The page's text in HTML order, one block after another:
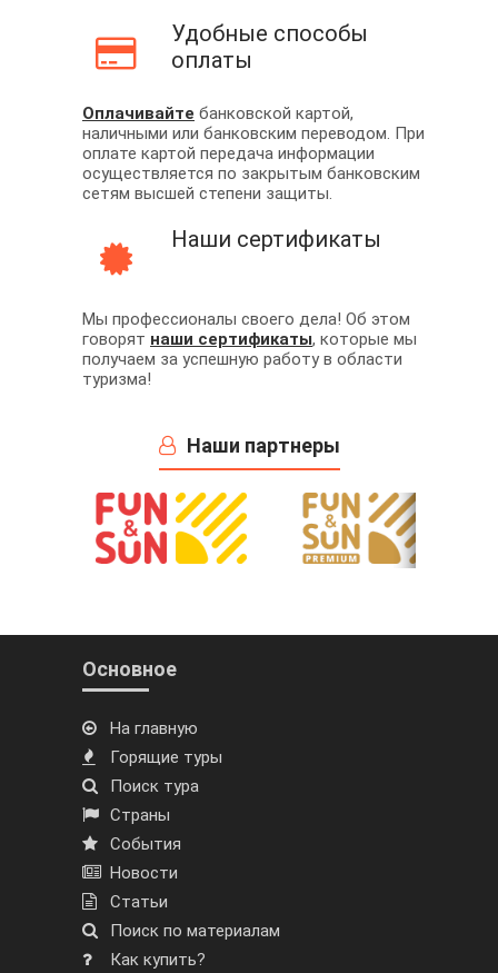
Удобные способы
оплаты
Оплачивайте банковской картой,
наличными или банковским переводом. При
оплате картой передача информации
осуществляется по закрытым банковским
сетям высшей степени защиты.
Наши сертификаты
Мы профессионалы своего дела! Об этом
говорят наши сертификаты, которые мы
получаем за успешную работу в области
туризма!
Наши партнеры
Основное
На главную
Горящие туры
Поиск тура
Страны
События
Новости
Статьи
Поиск по материалам
Как купить?